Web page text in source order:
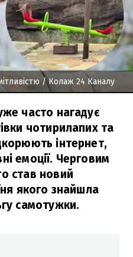
/ Колаж 24 Каналу
часто нагадує
чотирилапих та
інтернет,
емоції. Черговим
став новий
якого знайшла
самотужки.